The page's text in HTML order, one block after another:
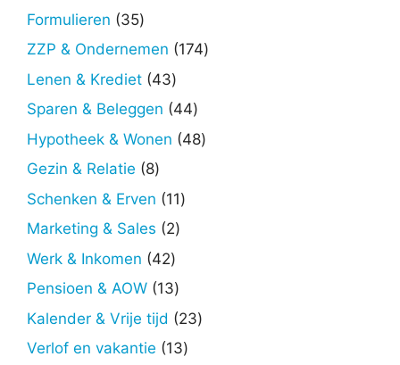
producten
Formulieren 3535
producten
ZZP & Ondernemen 174174
Lenen & Krediet 4343
producten
Sparen & Beleggen 4444
producten
Hypotheek & Wonen 4848
Gezin & Relatie 88
producten
Schenken & Erven 1111
Marketing & Sales 22
Werk & Inkomen 4242
producten
Pensioen & AOW 1313
producten
Kalender & Vrije tijd 2323
Verlof en vakantie 1313